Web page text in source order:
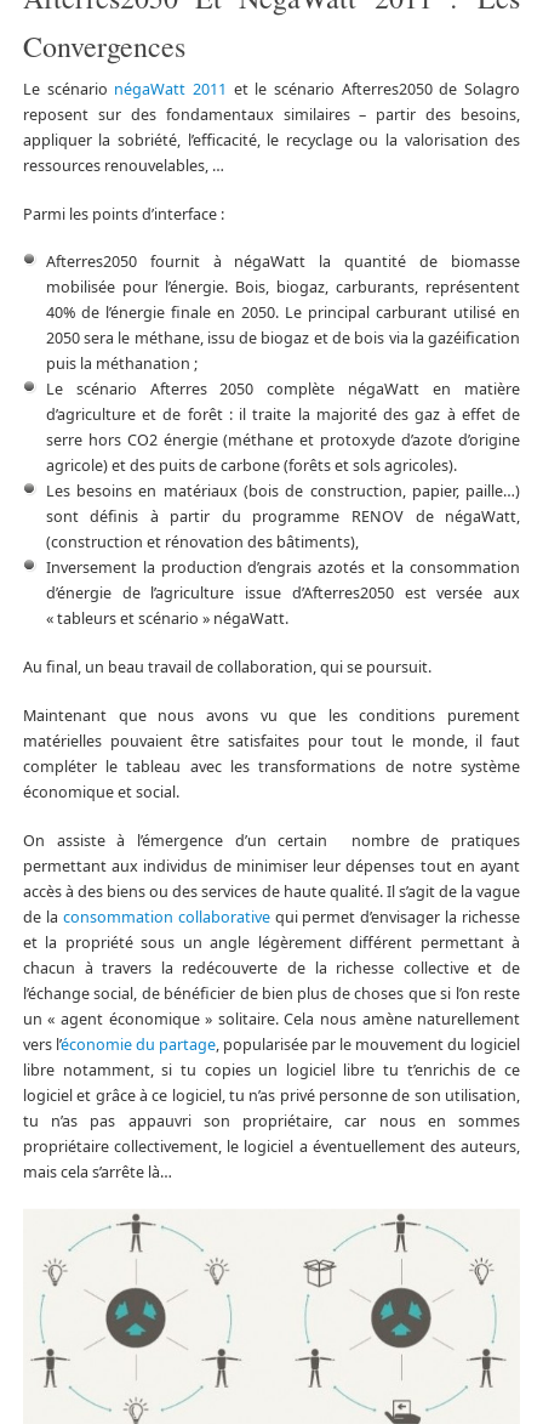
Convergences
Le scénario négaWatt 2011 et le scénario Afterres2050 de Solagro
reposent sur des fondamentaux similaires – partir des besoins,
appliquer la sobriété, l’efficacité, le recyclage ou la valorisation des
ressources renouvelables, …
Parmi les points d’interface :
Afterres2050 fournit à négaWatt la quantité de biomasse
mobilisée pour l’énergie. Bois, biogaz, carburants, représentent
40% de l’énergie finale en 2050. Le principal carburant utilisé en
2050 sera le méthane, issu de biogaz et de bois via la gazéification
puis la méthanation ;
Le scénario Afterres 2050 complète négaWatt en matière
d’agriculture et de forêt : il traite la majorité des gaz à effet de
serre hors CO2 énergie (méthane et protoxyde d’azote d’origine
agricole) et des puits de carbone (forêts et sols agricoles).
Les besoins en matériaux (bois de construction, papier, paille…)
sont définis à partir du programme RENOV de négaWatt,
(construction et rénovation des bâtiments),
Inversement la production d’engrais azotés et la consommation
d’énergie de l’agriculture issue d’Afterres2050 est versée aux
« tableurs et scénario » négaWatt.
Au final, un beau travail de collaboration, qui se poursuit.
Maintenant que nous avons vu que les conditions purement
matérielles pouvaient être satisfaites pour tout le monde, il faut
compléter le tableau avec les transformations de notre système
économique et social.
On assiste à l’émergence d’un certain nombre de pratiques
permettant aux individus de minimiser leur dépenses tout en ayant
accès à des biens ou des services de haute qualité. Il s’agit de la vague
de la consommation collaborativequi permet d’envisager la richesse
et la propriété sous un angle légèrement différent permettant à
chacun à travers la redécouverte de la richesse collective et de
l’échange social, de bénéficier de bien plus de choses que si l’on reste
un « agent économique » solitaire. Cela nous amène naturellement
vers l’économie du partage, popularisée par le mouvement du logiciel
libre notamment, si tu copies un logiciel libre tu t’enrichis de ce
logiciel et grâce à ce logiciel, tu n’as privé personne de son utilisation,
tu n’as pas appauvri son propriétaire, car nous en sommes
propriétaire collectivement, le logiciel a éventuellement des auteurs,
mais cela s’arrête là…